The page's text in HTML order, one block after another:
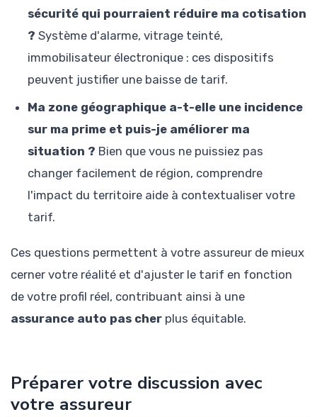
sécurité qui pourraient réduire ma cotisation
? Système d'alarme, vitrage teinté,
immobilisateur électronique : ces dispositifs
peuvent justifier une baisse de tarif.
Ma zone géographique a-t-elle une incidence
sur ma prime et puis-je améliorer ma
situation ? Bien que vous ne puissiez pas
changer facilement de région, comprendre
l'impact du territoire aide à contextualiser votre
tarif.
Ces questions permettent à votre assureur de mieux
cerner votre réalité et d'ajuster le tarif en fonction
de votre profil réel, contribuant ainsi à une
assurance auto pas cher plus équitable.
Préparer votre discussion avec
votre assureur